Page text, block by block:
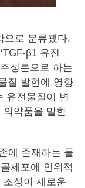
으로 분류됐다.
β1 유전
성분으로 하는
질 발현에 영향
유전물질이 변
의약품을 말한
에 존재하는 물
세포에 인위적
성이 새로운